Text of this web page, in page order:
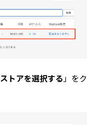
ストアを選択する」をク